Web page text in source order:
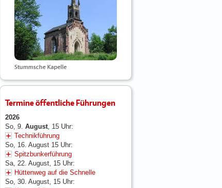
Stummsche Kapelle
Termine öffentliche Führungen
2026
So, 9. August, 15 Uhr:
Technikführung
So, 16. August 15 Uhr:
Spitzbunkerführung
Sa, 22. August, 15 Uhr:
Hüttenweg auf die Schnelle
So, 30. August, 15 Uhr: